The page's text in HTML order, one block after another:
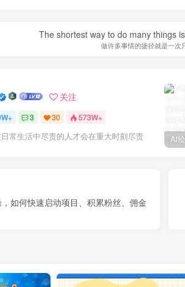
The shortest way to do many things
做许多事情的捷径就是一次
关注
3 30 573W+
日常生活中尽责的人才会在重大时刻尽责
如何快速启动项目、积累粉丝、佣金